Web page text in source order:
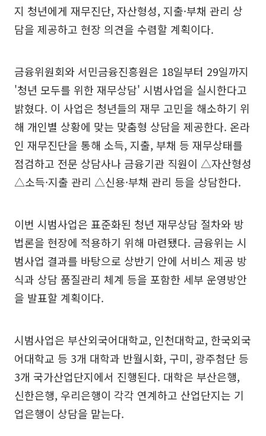
지 청년에게 재무진단, 자산형성, 지출·부채 관리 상
담을 제공하고 현장 의견을 수렴할 계획이다.
금융위원회와 서민금융진흥원은 18일부터 29일까지
'청년 모두를 위한 재무상담' 시범사업을 실시한다고
밝혔다. 이 사업은 청년들의 재무 고민을 해소하기 위
해 개인별 상황에 맞는 맞춤형 상담을 제공한다. 온라
인 재무진단을 통해 소득, 지출, 부채 등 재무상태를
점검하고 전문 상담사나 금융기관 직원이 △자산형성
△소득·지출 관리 △신용·부채 관리 등을 상담한다.
이번 시범사업은 표준화된 청년 재무상담 절차와 방
법론을 현장에 적용하기 위해 마련됐다. 금융위는 시
범사업 결과를 바탕으로 상반기 안에 서비스 제공 방
식과 상담 품질관리 체계 등을 포함한 세부 운영방안
을 발표할 계획이다.
시범사업은 부산외국어대학교, 인천대학교, 한국외국
어대학교 등 3개 대학과 반월시화, 구미, 광주첨단 등
3개 국가산업단지에서 진행된다. 대학은 부산은행,
신한은행, 우리은행이 각각 연계하고 산업단지는 기
업은행이 상담을 맡는다.